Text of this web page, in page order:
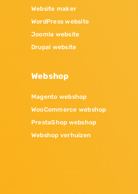
Website maker
WordPress website
Joomla website
Drupal website
Webshop
Magento webshop
WooCommerce webshop
PrestaShop webshop
Webshop verhuizen